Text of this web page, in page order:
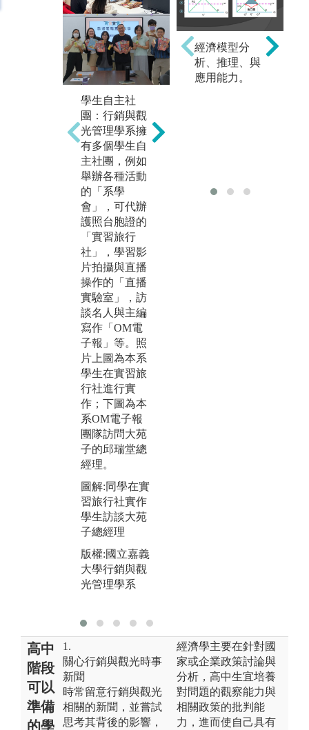
學生自主社
團：行銷與觀
光管理學系擁
有多個學生自
主社團，例如
舉辦各種活動
的「系學
會」，可代辦
護照台胞證的
「實習旅行
社」，學習影
片拍攝與直播
操作的「直播
實驗室」，訪
談名人與主編
寫作「OM電
子報」等。照
片上圖為本系
學生在實習旅
行社進行實
作；下圖為本
系OM電子報
團隊訪問大苑
子的邱瑞堂總
經理。
圖解:同學在實
習旅行社實作
學生訪談大苑
子總經理
版權:國立嘉義
大學行銷與觀
光管理學系
經營者、金牌
經濟模型分
析、推理、與
應用能力。
高中
階段
可以
準備
的學
1.
關心行銷與觀光時事
新聞
時常留意行銷與觀光
相關的新聞，並嘗試
思考其背後的影響，
經濟學主要在針對國
家或企業政策討論與
分析，高中生宜培養
對問題的觀察能力與
相關政策的批判能
力，進而使自己具有